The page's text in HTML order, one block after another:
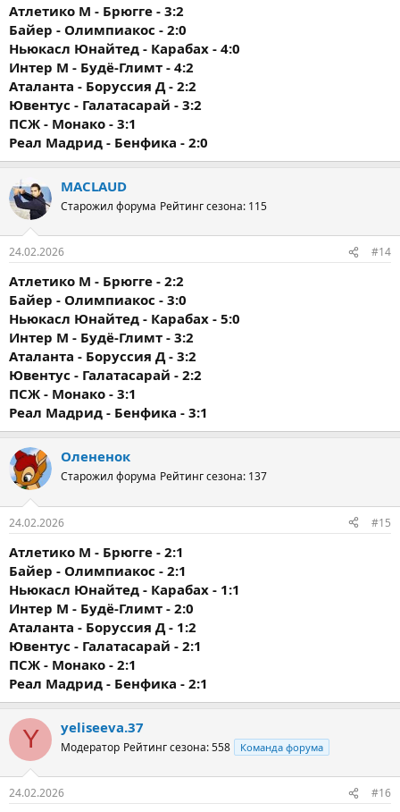
Атлетико М - Брюгге - 3:2
Байер - Олимпиакос - 2:0
Ньюкасл Юнайтед - Карабах - 4:0
Интер М - Будё-Глимт - 4:2
Аталанта - Боруссия Д - 2:2
Ювентус - Галатасарай - 3:2
ПСЖ - Монако - 3:1
Реал Мадрид - Бенфика - 2:0
MACLAUD
Старожил форума Рейтинг сезона: 115
24.02.2026 #14
Атлетико М - Брюгге - 2:2
Байер - Олимпиакос - 3:0
Ньюкасл Юнайтед - Карабах - 5:0
Интер М - Будё-Глимт - 3:2
Аталанта - Боруссия Д - 3:2
Ювентус - Галатасарай - 2:2
ПСЖ - Монако - 3:1
Реал Мадрид - Бенфика - 3:1
Олененок
Старожил форума Рейтинг сезона: 137
24.02.2026 #15
Атлетико М - Брюгге - 2:1
Байер - Олимпиакос - 2:1
Ньюкасл Юнайтед - Карабах - 1:1
Интер М - Будё-Глимт - 2:0
Аталанта - Боруссия Д - 1:2
Ювентус - Галатасарай - 2:1
ПСЖ - Монако - 2:1
Реал Мадрид - Бенфика - 2:1
Y yeliseeva.37
Модератор Рейтинг сезона: 558 Команда форума
24.02.2026 #16